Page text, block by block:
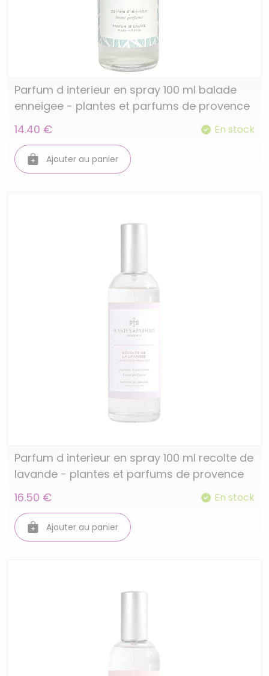
Parfum d interieur en spray 100 ml balade
enneigee - plantes et parfums de provence
14.40 €
En stock
Ajouter au panier
Parfum d interieur en spray 100 ml recolte de
lavande - plantes et parfums de provence
16.50 €
En stock
Ajouter au panier